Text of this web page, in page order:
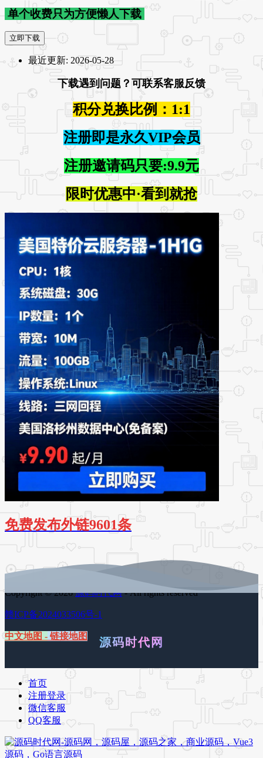
单个收费只为方便懒人下载
立即下载
最近更新: 2026-05-28
下载遇到问题？可联系客服反馈
积分兑换比例：1:1
注册即是永久VIP会员
注册邀请码只要:9.9元
限时优惠中·看到就抢
免费发布外链9601条
Copyright © 2026源码时代网- All rights reserved
赣ICP备2024033506号-1
中文地图 - 链接地图 源码时代网
首页
注册登录
微信客服
QQ客服